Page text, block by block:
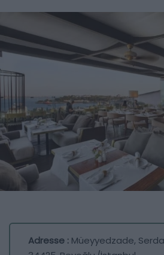
Adresse : Müeyyedzade,